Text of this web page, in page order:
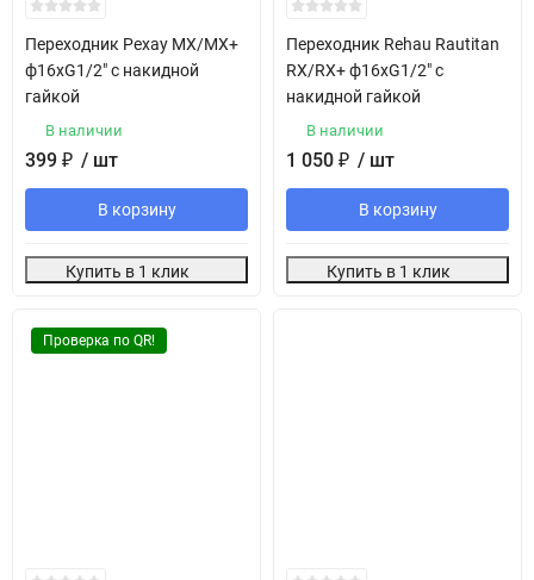
Переходник Рехау MX/MX+
ф16хG1/2" с накидной
гайкой
В наличии
399 ₽ / шт
В корзину
Купить в 1 клик
Переходник Rehau Rautitan
RX/RX+ ф16хG1/2" с
накидной гайкой
В наличии
1 050 ₽ / шт
В корзину
Купить в 1 клик
Проверка по QR!